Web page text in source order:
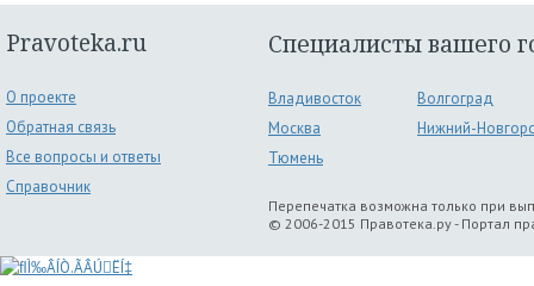
Pravoteka.ru
О проекте
Обратная связь
Все вопросы и ответы
Справочник
Специалисты вашего
Владивосток
Волгоград
Москва
Нижний-
Тюмень
Перепечатка возможна только при
© 2006-2015 Правотека.ру - Портал